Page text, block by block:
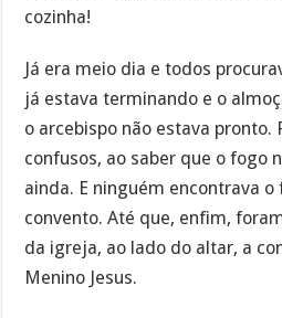
cozinha!
Já era meio dia e todos
já estava terminando e o
o arcebispo não estava pronto.
confusos, ao saber que o fogo
ainda. E ninguém encontrava
convento. Até que, enfim,
da igreja, ao lado do altar, a
Menino Jesus.